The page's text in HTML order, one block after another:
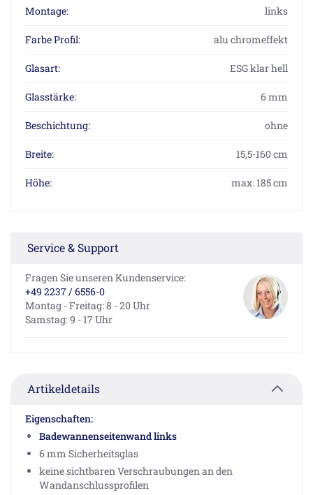
Montage: links
Farbe Profil: alu chromeffekt
Glasart: ESG klar hell
Glasstärke: 6 mm
Beschichtung: ohne
Breite: 15,5-160 cm
Höhe: max. 185 cm
Service & Support
Fragen Sie unseren Kundenservice:
+49 2237 / 6556-0
Montag - Freitag: 8 - 20 Uhr
Samstag: 9 - 17 Uhr
Artikeldetails
Eigenschaften:
Badewannenseitenwand links
6 mm Sicherheitsglas
keine sichtbaren Verschraubungen an den
Wandanschlussprofilen